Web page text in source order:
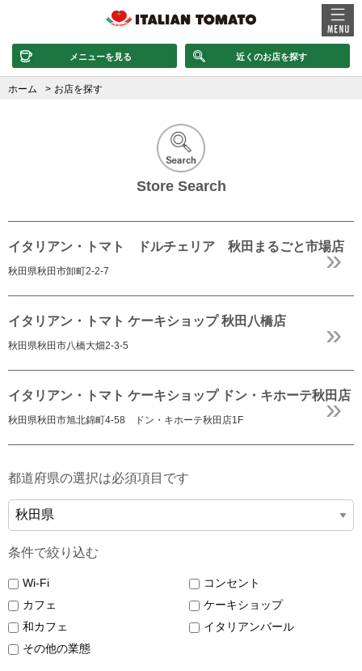
メニューを見る 近くのお店を探す
ホーム お店を探す
Store Search
イタリアン・トマト ドルチェリア 秋田まるごと市場店
秋田県秋田市卸町2-2-7
イタリアン・トマト ケーキショップ 秋田八橋店
秋田県秋田市八橋大畑2-3-5
イタリアン・トマト ケーキショップ ドン・キホーテ秋田店
秋田県秋田市旭北錦町4-58 ドン・キホーテ秋田店1F
都道府県の選択は必須項目です
条件で絞り込む
Wi-Fi
コンセント
カフェ
ケーキショップ
和カフェ
イタリアンバール
その他の業態